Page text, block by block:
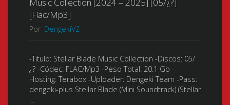
ニ
サ
イ
マ)
Music Collection [2024 – 2025] [05/¿?]
[Flac/Mp3]
Por DengekiV2
-Titulo: Stellar Blade Music Collection -Discos: 05/
¿? -Códec: FLAC/Mp3 -Peso Total: 20.1 Gb -
Hosting: Terabox -Uploader: Dengeki Team -Pass:
dengeki-plus Stellar Blade (Mini Soundtrack) (Stellar
…